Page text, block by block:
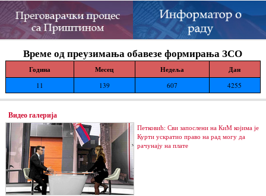
Време од преузимања обавезе формирања ЗСО
Година Месец Недеља Дан
11 139 607 4255
Видео галерија
Петковић: Сви запослени на КиМ којима је
Курти ускратио право на рад могу да
рачунају на плате